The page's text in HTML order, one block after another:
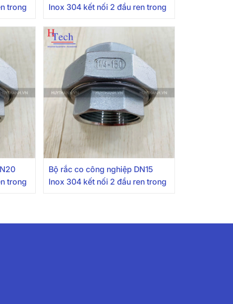
trong
Inox 304 kết nối 2 đầu ren trong
trong
Bộ rắc co công nghiệp DN15
Inox 304 kết nối 2 đầu ren trong